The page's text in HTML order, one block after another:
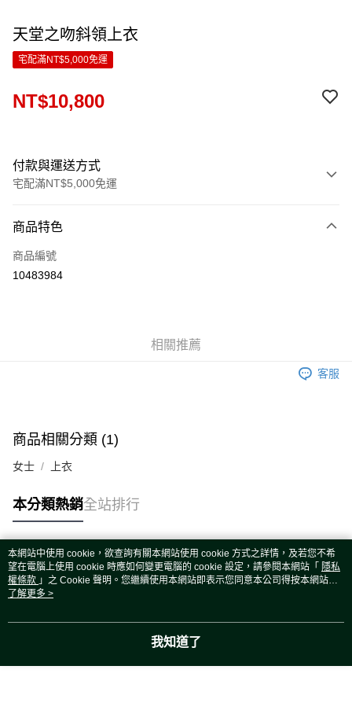
天堂之吻斜領上衣
宅配滿NT$5,000免運
NT$10,800
付款與運送方式
宅配滿NT$5,000免運
信用卡一次付款
LINE Pay
宅配(外島)
每筆NT$120，滿NT$5,000(含以上)免運費
商品特色
商品編號
10483984
相關推薦
客服
商品相關分類 (1)
女士 上衣
本分類熱銷全站排行
熱門標籤
本網站中使用 cookie，欲查詢有關本網站使用 cookie 方式之詳情，及若您不希
望在電腦上使用 cookie 時應如何變更電腦的 cookie 設定，請參閱本網站「 隱私
權條款 」之 Cookie 聲明。您繼續使用本網站即表示您同意本公司得按本網站使
用條款之 Cookie 聲明使用 cookie。
了解更多 >
我知道了